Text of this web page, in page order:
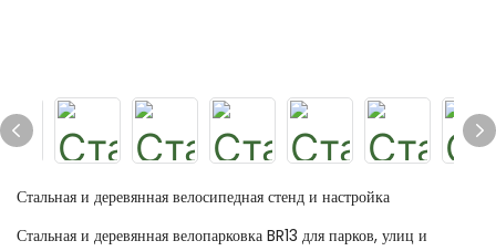
Стальная и деревянная велосипедная стенд и настройка
Стальная и деревянная велопарковка BR13 для парков, улиц и